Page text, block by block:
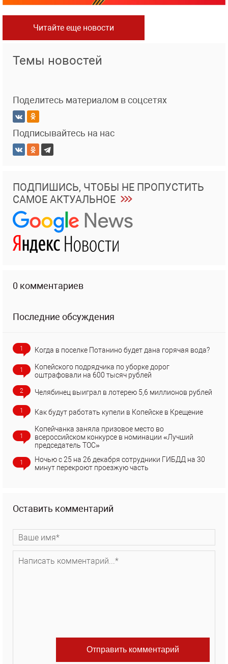
Читайте еще новости
Темы новостей
Поделитесь материалом в соцсетях
Подписывайтесь на нас
ПОДПИШИСЬ, ЧТОБЫ НЕ ПРОПУСТИТЬ
САМОЕ АКТУАЛЬНОЕ
0 комментариев
Последние обсуждения
1 Когда в поселке Потанино будет дана горячая вода?
1
Копейского подрядчика по уборке дорог
оштрафовали на 600 тысяч рублей
2 Челябинец выиграл в лотерею 5,6 миллионов рублей
1 Как будут работать купели в Копейске в Крещение
1
Копейчанка заняла призовое место во
всероссийском конкурсе в номинации «Лучший
председатель ТОС»
1
Ночью с 25 на 26 декабря сотрудники ГИБДД на 30
минут перекроют проезжую часть
Оставить комментарий